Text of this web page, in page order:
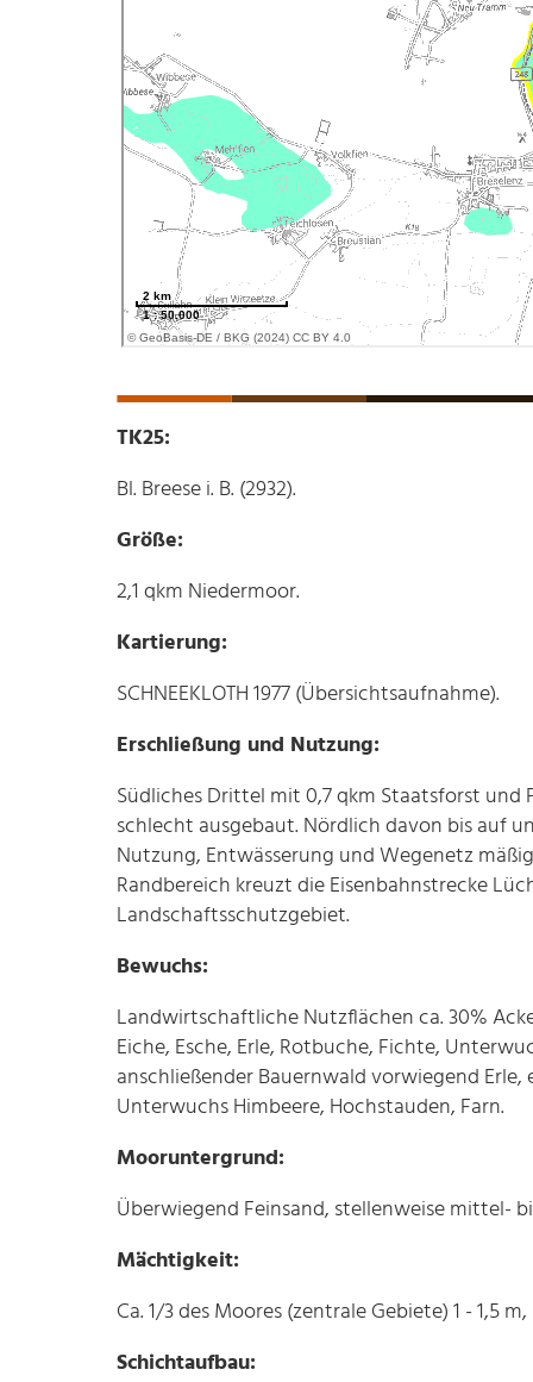
TK25:
Bl. Breese i. B. (2932).
Größe:
2,1 qkm Niedermoor.
Kartierung:
SCHNEEKLOTH 1977 (Übersichtsaufnahme).
Erschließung und Nutzung:
Südliches Drittel mit 0,7 qkm Staatsforst
schlecht ausgebaut. Nördlich davon bis auf
Nutzung, Entwässerung und Wegenetz
Randbereich kreuzt die Eisenbahnstrecke
Landschaftsschutzgebiet.
Bewuchs:
Landwirtschaftliche Nutzflächen ca. 30%
Eiche, Esche, Erle, Rotbuche, Fichte,
anschließender Bauernwald vorwiegend
Unterwuchs Himbeere, Hochstauden, Farn.
Mooruntergrund:
Überwiegend Feinsand, stellenweise mittel-
Mächtigkeit:
Ca. 1/3 des Moores (zentrale Gebiete) 1 - 1,5
Schichtaufbau: